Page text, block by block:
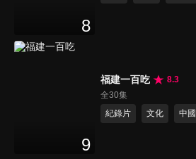
8
9
福建一百吃
8.3
全30集
紀錄片
文化 中國